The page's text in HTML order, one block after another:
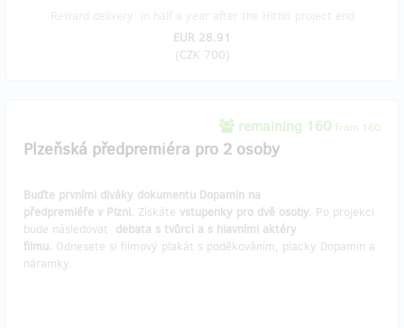
EUR 28.91
(CZK 700)
remaining 160 from 160
Plzeňská předpremiéra pro 2 osoby
Buďte prvními diváky dokumentu Dopamin na
předpremiéře v Plzni. Získáte vstupenky pro dvě osoby. Po projekci
bude následovat debata s tvůrci a s hlavními aktéry
filmu. Odnesete si filmový plakát s poděkováním, placky Dopamin a
náramky.